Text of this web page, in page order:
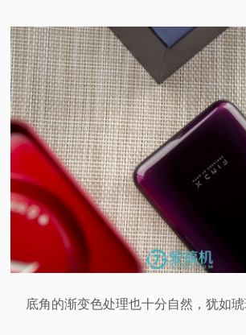
底角的渐变色处理也十分自然，犹如琥